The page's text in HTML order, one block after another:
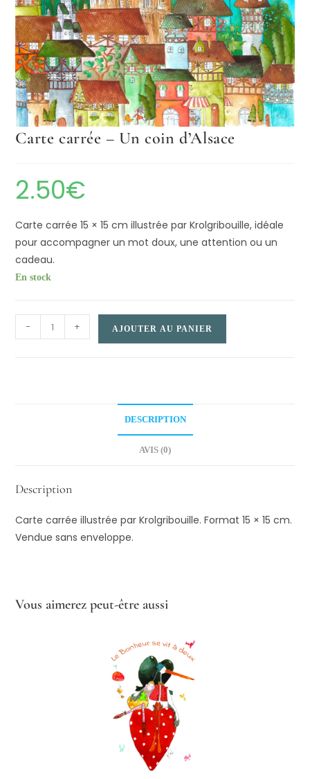
Carte carrée – Un coin d’Alsace
2.50€
Carte carrée 15 × 15 cm illustrée par Krolgribouille, idéale
pour accompagner un mot doux, une attention ou un
cadeau.
En stock
carrée
- + AJOUTER AU PANIER
DESCRIPTION
AVIS (0)
Description
Carte carrée illustrée par Krolgribouille. Format 15 × 15 cm.
Vendue sans enveloppe.
Vous aimerez peut-être aussi